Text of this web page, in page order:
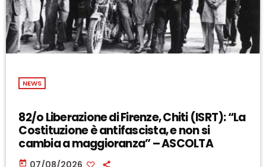
NEWS
82/o Liberazione di Firenze, Chiti (ISRT): “La
Costituzione è antifascista, e non si
cambia a maggioranza” – ASCOLTA
today